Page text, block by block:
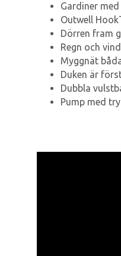
Gardiner
Outwell
Dörren fram
Regn och
Myggnät
Duken är
Dubbla
Pump med